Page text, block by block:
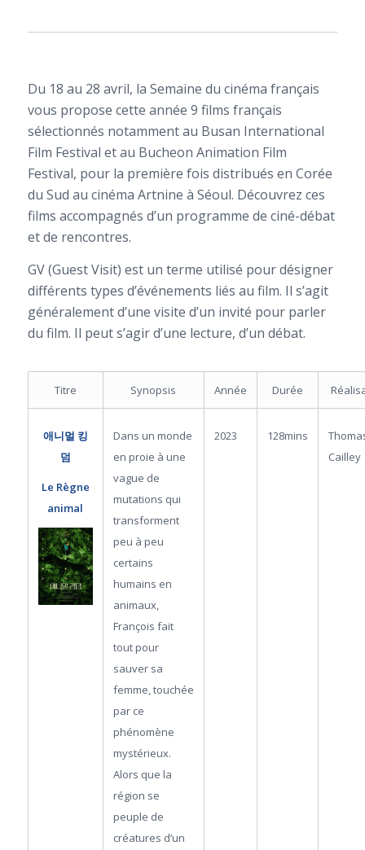
Du 18 au 28 avril, la Semaine du cinéma français
vous propose cette année 9 films français
sélectionnés notamment au Busan International
Film Festival et au Bucheon Animation Film
Festival, pour la première fois distribués en Corée
du Sud au cinéma Artnine à Séoul. Découvrez ces
films accompagnés d’un programme de ciné-débat
et de rencontres.
GV (Guest Visit) est un terme utilisé pour désigner
différents types d’événements liés au film. Il s’agit
généralement d’une visite d’un invité pour parler
du film. Il peut s’agir d’une lecture, d’un débat.
Titre Synopsis Année Durée
애니멀 킹
덤
Le Règne
animal
Dans un monde
en proie à une
vague de
mutations qui
transforment
peu à peu
certains
humains en
animaux,
François fait
tout pour
sauver sa
femme, touchée
par ce
phénomène
mystérieux.
Alors que la
région se
peuple de
créatures d’un
2023 128mins
Cailley